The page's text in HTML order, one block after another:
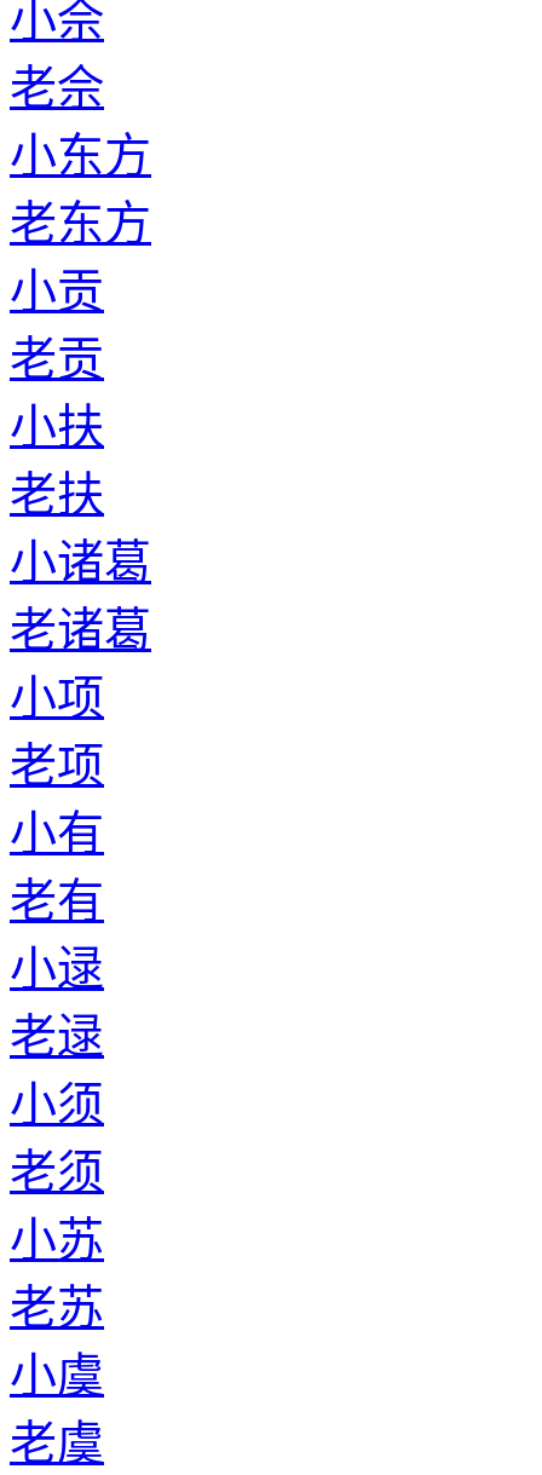
老项
小有
老有
小逯
老逯
小须
老须
小苏
老苏
小虞
老虞
小莫
老莫
小闵
老闵
小童
老童
小师
老师
返回首页